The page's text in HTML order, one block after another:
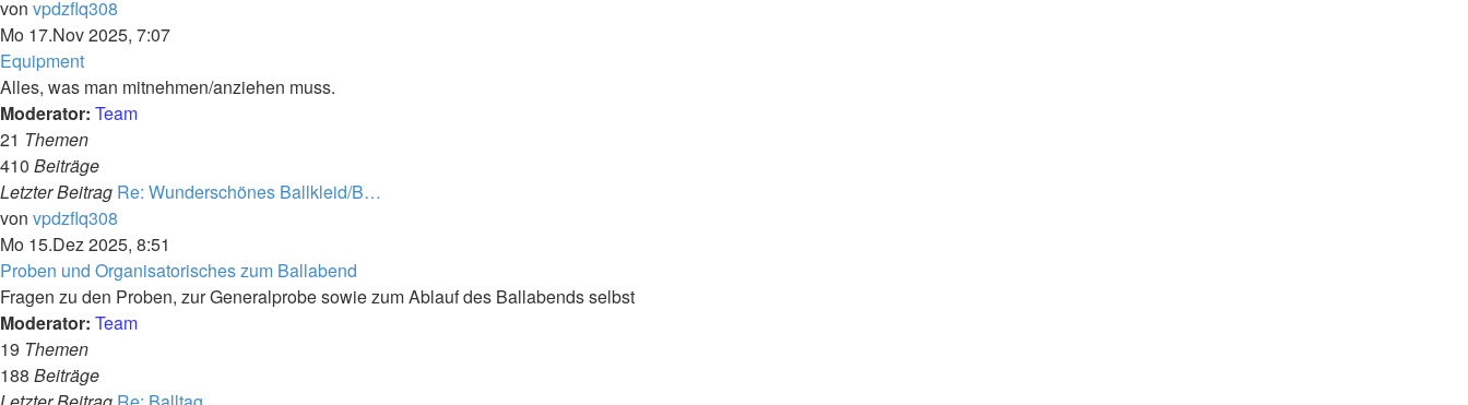
von vpdzflq308
Beitrag
Mo 17.Nov 2025, 7:07
Equipment
Alles, was man mitnehmen/anziehen muss.
Moderator: Team
21 Themen
410 Beiträge
Letzter Beitrag Re: Wunderschönes Ballkleid/B…
von vpdzflq308
Beitrag
Mo 15.Dez 2025, 8:51
Proben und Organisatorisches zum Ballabend
Fragen zu den Proben, zur Generalprobe sowie zum Ablauf des Ballabends selbst
Moderator: Team
19 Themen
188 Beiträge